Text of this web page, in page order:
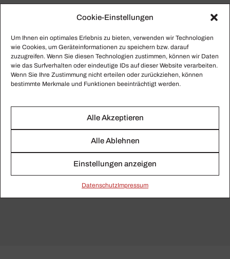
Cookie-Einstellungen
Um Ihnen ein optimales Erlebnis zu bieten, verwenden wir Technologien
wie Cookies, um Geräteinformationen zu speichern bzw. darauf
zuzugreifen. Wenn Sie diesen Technologien zustimmen, können wir Daten
wie das Surfverhalten oder eindeutige IDs auf dieser Website verarbeiten.
Wenn Sie Ihre Zustimmung nicht erteilen oder zurückziehen, können
bestimmte Merkmale und Funktionen beeinträchtigt werden.
Alle Akzeptieren
Alle Ablehnen
Einstellungen anzeigen
Daten­schutzImpressum
Ludwig van Beet­hoven:
Sympho­nies 1–9 | Otto
Klem­perer (Zwei­tau­send­
eins)
Jetzt bestellen